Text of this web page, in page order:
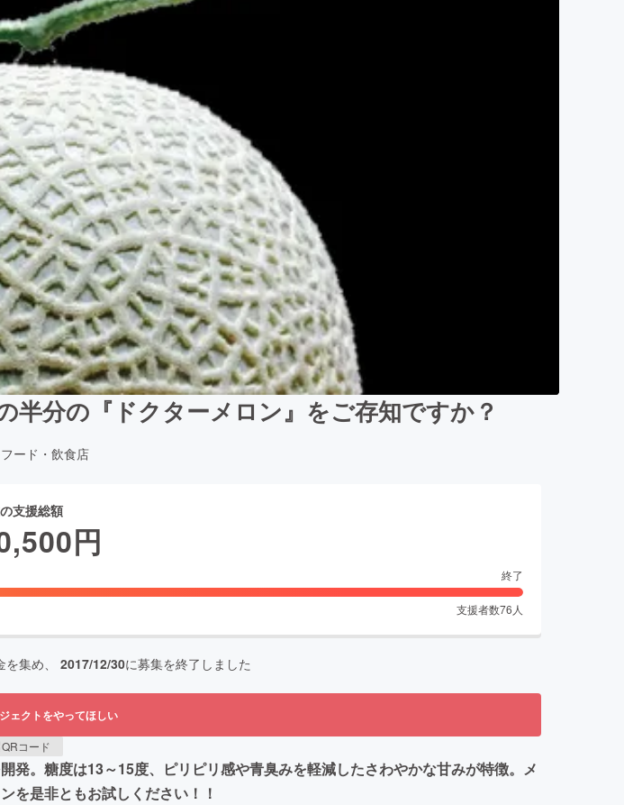
分の『ドクターメロン』をご存知ですか？
フード・飲食店
支援総額
円
終了
支援者数76 人
を集め、 2017/12/30に募集を終了しました
ェクトをやってほしい
QRコード
発。糖度は13～15度、ピリピリ感や青臭みを軽減したさわやかな甘みが特徴。メ
を是非ともお試しください！！